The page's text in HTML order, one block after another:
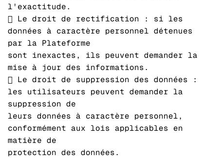
l'exactitude.
 Le droit de rectification : si les
données à caractère personnel détenues
par la Plateforme
sont inexactes, ils peuvent demander la
mise à jour des informations.
 Le droit de suppression des données :
les utilisateurs peuvent demander la
suppression de
leurs données à caractère personnel,
conformément aux lois applicables en
matière de
protection des données.